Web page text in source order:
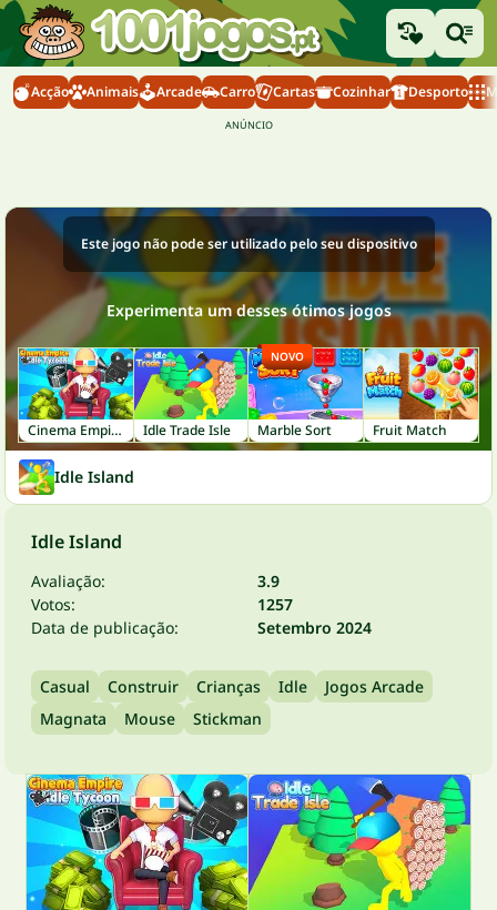
Acção Animais Arcade Carro Cartas Cozinhar Desporto
Este jogo não pode ser utilizado pelo seu dispositivo
Experimenta um desses ótimos jogos
Cinema Empire Idle Tycoon Idle Trade Isle Marble Sort
NOVO
Fruit Match
Idle Island
Idle Island
Avaliação:
3.9
Votos:
1257
Data de publicação:
Setembro 2024
Casual Construir Crianças Idle
Jogos Arcade
Magnata
Mouse Stickman